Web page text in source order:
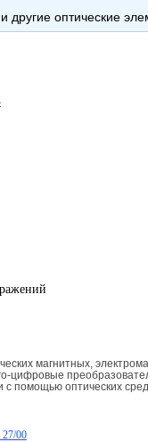
другие оптические
магнитных,
цифровые
помощью оптических
00